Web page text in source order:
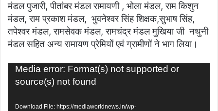
मंडल पुजारी, पीतांबर मंडल रामायणी , भोला मंडल, राम किशुन
मंडल, राम प्रकाश मंडल, भुवनेश्वर सिंह शिक्षक,सुभाष सिंह,
तपेश्वर मंडल, रामसेवक मंडल, रामचंद्र मंडल मुखिया जी नथुनी
मंडल सहित अन्य रामायण प्रेमियों एवं ग्रामीणों ने भाग लिया।
Video
Player
Media error: Format(s) not supported or
source(s) not found
Download File: https://mediaworldnews.in/wp-